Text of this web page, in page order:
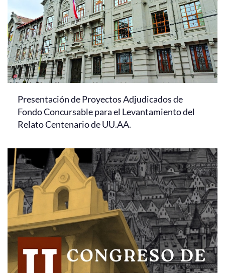
Presentación de Proyectos Adjudicados de
Fondo Concursable para el Levantamiento del
Relato Centenario de UU.AA.